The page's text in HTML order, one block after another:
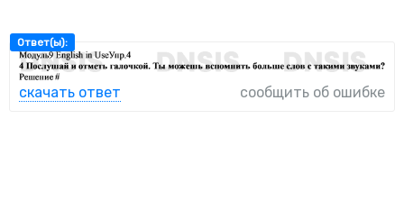
Ответ(ы):
скачать ответ сообщить об ошибке